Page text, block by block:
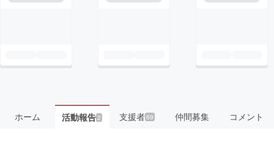
ホーム 活動報告2 支援者69 仲間募集 コメント